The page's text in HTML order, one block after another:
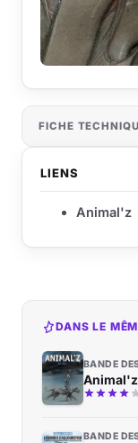
FICHE
LIENS
Animal'z
DANS LE
BANDE
Animal'z
BANDE